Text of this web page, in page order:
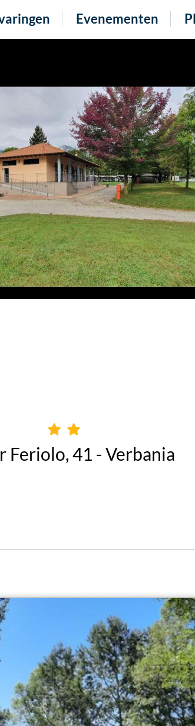
Evenementen
Feriolo, 41 - Verbania